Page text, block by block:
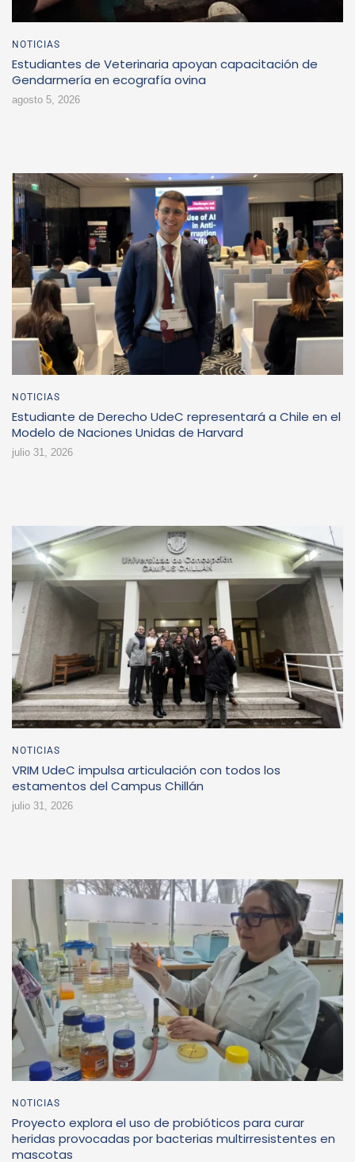
NOTICIAS
Estudiantes de Veterinaria apoyan capacitación de
Gendarmería en ecografía ovina
agosto 5, 2026
NOTICIAS
Estudiante de Derecho UdeC representará a Chile en el
Modelo de Naciones Unidas de Harvard
julio 31, 2026
NOTICIAS
VRIM UdeC impulsa articulación con todos los
estamentos del Campus Chillán
julio 31, 2026
NOTICIAS
Proyecto explora el uso de probióticos para curar
heridas provocadas por bacterias multirresistentes en
mascotas